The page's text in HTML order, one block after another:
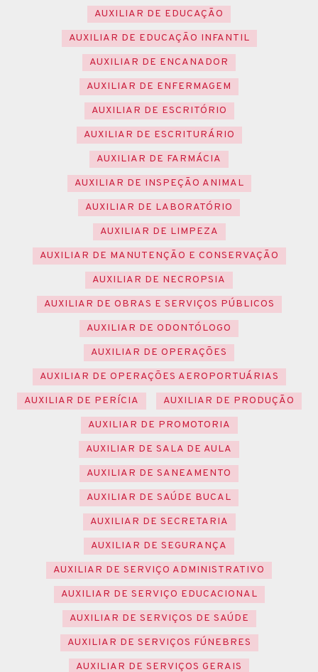
AUXILIAR DE EDUCAÇÃO
AUXILIAR DE EDUCAÇÃO INFANTIL
AUXILIAR DE ENCANADOR
AUXILIAR DE ENFERMAGEM
AUXILIAR DE ESCRITÓRIO
AUXILIAR DE ESCRITURÁRIO
AUXILIAR DE FARMÁCIA
AUXILIAR DE INSPEÇÃO ANIMAL
AUXILIAR DE LABORATÓRIO
AUXILIAR DE LIMPEZA
AUXILIAR DE MANUTENÇÃO E CONSERVAÇÃO
AUXILIAR DE NECROPSIA
AUXILIAR DE OBRAS E SERVIÇOS PÚBLICOS
AUXILIAR DE ODONTÓLOGO
AUXILIAR DE OPERAÇÕES
AUXILIAR DE OPERAÇÕES AEROPORTUÁRIAS
AUXILIAR DE PERÍCIA
AUXILIAR DE PRODUÇÃO
AUXILIAR DE PROMOTORIA
AUXILIAR DE SALA DE AULA
AUXILIAR DE SANEAMENTO
AUXILIAR DE SAÚDE BUCAL
AUXILIAR DE SECRETARIA
AUXILIAR DE SEGURANÇA
AUXILIAR DE SERVIÇO ADMINISTRATIVO
AUXILIAR DE SERVIÇO EDUCACIONAL
AUXILIAR DE SERVIÇOS DE SAÚDE
AUXILIAR DE SERVIÇOS FÚNEBRES
AUXILIAR DE SERVIÇOS GERAIS